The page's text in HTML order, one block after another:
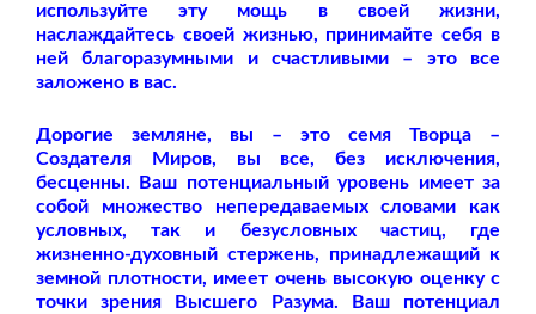
используйте эту мощь в своей жизни,
наслаждайтесь своей жизнью, принимайте себя в
ней благоразумными и счастливыми – это все
заложено в вас.
Дорогие земляне, вы – это семя Творца –
Создателя Миров, вы все, без исключения,
бесценны. Ваш потенциальный уровень имеет за
собой множество непередаваемых словами как
условных, так и безусловных частиц, где
жизненно-духовный стержень, принадлежащий к
земной плотности, имеет очень высокую оценку с
точки зрения Высшего Разума. Ваш потенциал